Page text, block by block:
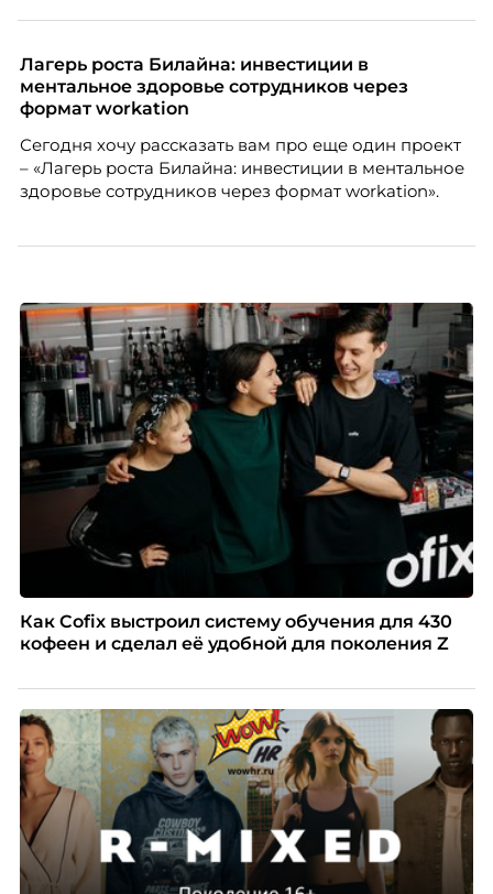
адаптация во многом происходит сама собой, то на
расстоянии она требует осознанного
проектирования — иначе компания рискует
Лагерь роста Билайна: инвестиции в
ментальное здоровье сотрудников через
формат workation
Сегодня хочу рассказать вам про еще один проект
– «Лагерь роста Билайна: инвестиции в ментальное
здоровье сотрудников через формат workation».
Как Cofix выстроил систему обучения для 430
кофеен и сделал её удобной для поколения Z